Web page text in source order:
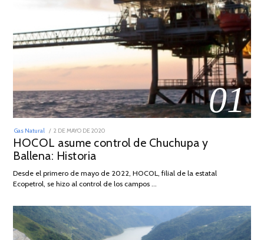
01
Gas Natural
POSTED
2 DE MAYO DE 2020
DE
FEBRERO
HOCOL asume control de Chuchupa y
Ballena: Historia
Desde el primero de mayo de 2022, HOCOL, filial de la estatal
Ecopetrol, se hizo al control de los campos …